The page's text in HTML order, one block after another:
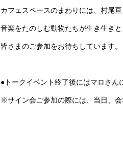
カフェスペースのまわりには、村尾
音楽をたのしむ動物たちが生き生き
皆さまのご参加をお待ちしています。
●トークイベント終了後にはマロさん
※サイン会ご参加の際には、当日、